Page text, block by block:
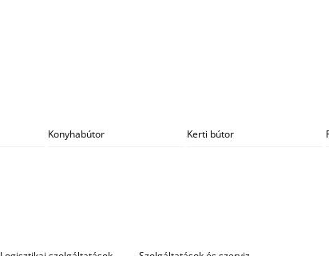
Konyhabútor Kerti bútor